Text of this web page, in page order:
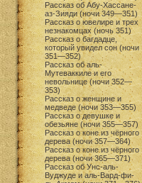
Рассказ об Абу-Хассане-
аз-Зияди (ночи 349—351)
Рассказ о ювелире и трех
незнакомцах (ночь 351)
Рассказ о багдадце,
который увидел сон (ночи
351—352)
Рассказ об аль-
Мутеваккиле и его
невольнице (ночи 352—
353)
Рассказ о женщине и
медведе (ночи 353—355)
Рассказ о девушке и
обезьяне (ночи 355—357)
Рассказ о коне из чёрного
дерева (ночи 357—364)
Рассказ о коне из чёрного
дерева (ночи 365—371)
Рассказ об Унс-аль-
Вуджуде и аль-Вард-фи-